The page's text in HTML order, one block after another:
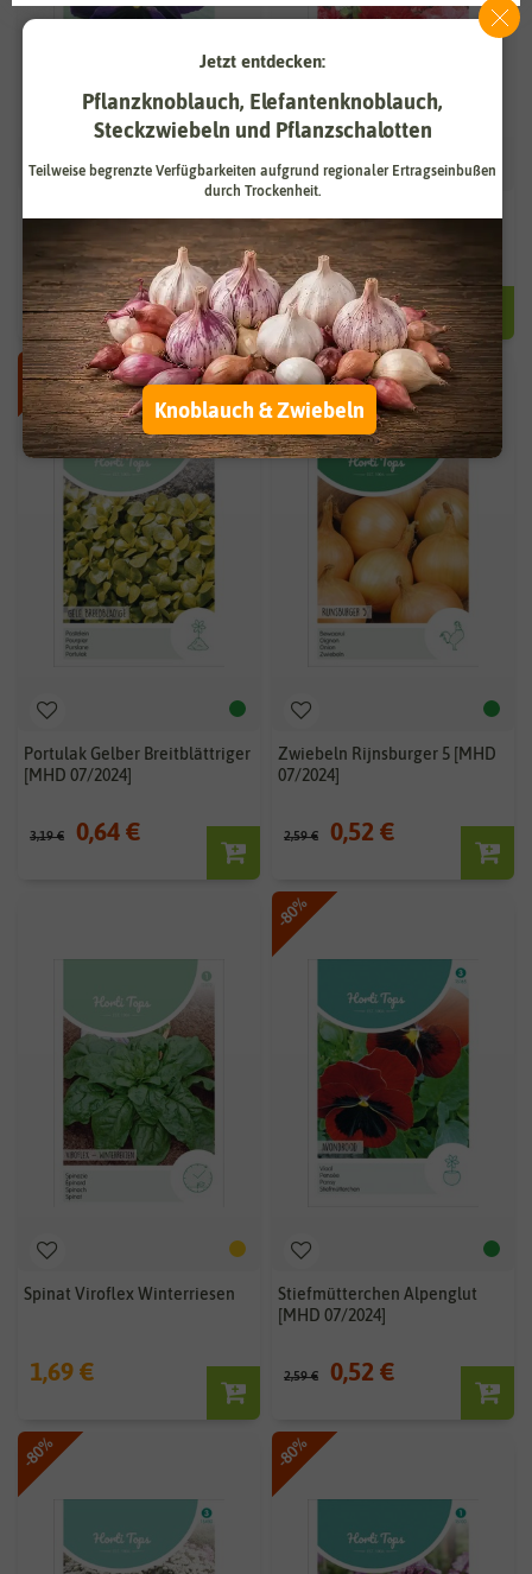
Riesen Berna [MHD 07/2024]
2,59 € 0,52 €
[MHD 07/2024]
2,19 € 0,44 €
-80%
Portulak Gelber Breitblättriger
[MHD 07/2024]
3,19 € 0,64 €
-80%
Zwiebeln Rijnsburger 5 [MHD
07/2024]
2,59 € 0,52 €
Spinat Viroflex Winterriesen
1,69 €
-80%
Stiefmütterchen Alpenglut
[MHD 07/2024]
2,59 € 0,52 €
-80% -80%
Jetzt entdecken:
Pflanzknoblauch, Elefantenknoblauch,
Steckzwiebeln und Pflanzschalotten
Teilweise begrenzte Verfügbarkeiten aufgrund regionaler Ertragseinbußen
durch Trockenheit.
Knoblauch & Zwiebeln